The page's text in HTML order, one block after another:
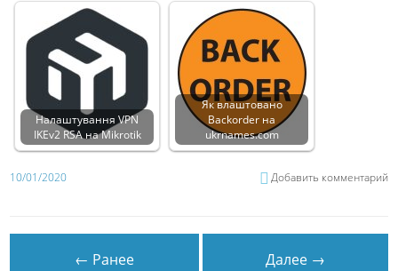
Налаштування VPN
IKEv2 RSA на Mikrotik
Як влаштовано
Backorder на
ukrnames.com
10/01/2020 Добавить комментарий
← Ранее Далее →